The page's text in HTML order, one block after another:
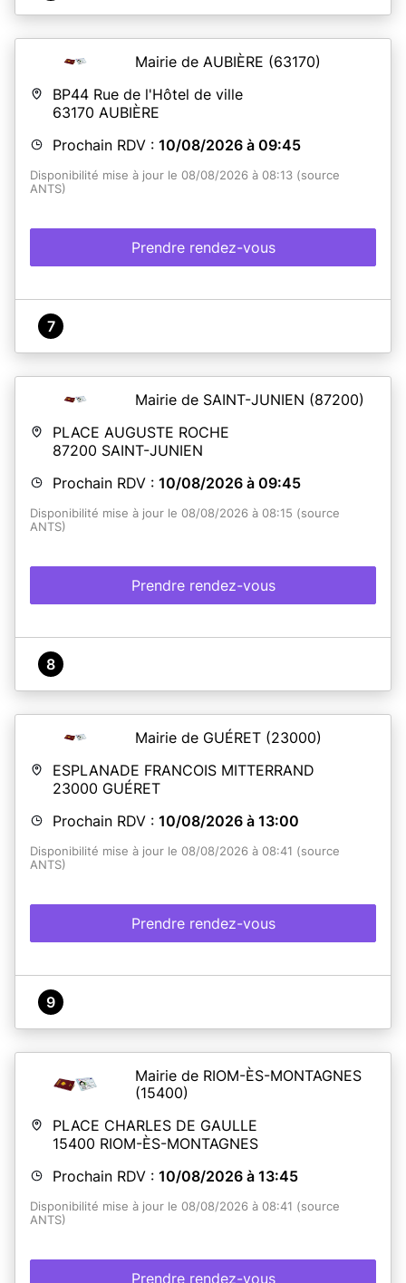
Mairie de AUBIÈRE (63170)
BP44 Rue de l'Hôtel de ville
63170 AUBIÈRE
Prochain RDV : 10/08/2026 à 09:45
Disponibilité mise à jour le 08/08/2026 à 08:13 (source
ANTS)
Prendre rendez-vous
7
Mairie de SAINT-JUNIEN (87200)
PLACE AUGUSTE ROCHE
87200 SAINT-JUNIEN
Prochain RDV : 10/08/2026 à 09:45
Disponibilité mise à jour le 08/08/2026 à 08:15 (source
ANTS)
Prendre rendez-vous
8
Mairie de GUÉRET (23000)
ESPLANADE FRANCOIS MITTERRAND
23000 GUÉRET
Prochain RDV : 10/08/2026 à 13:00
Disponibilité mise à jour le 08/08/2026 à 08:41 (source
ANTS)
Prendre rendez-vous
9
Mairie de RIOM-ÈS-MONTAGNES
(15400)
PLACE CHARLES DE GAULLE
15400 RIOM-ÈS-MONTAGNES
Prochain RDV : 10/08/2026 à 13:45
Disponibilité mise à jour le 08/08/2026 à 08:41 (source
ANTS)
Prendre rendez-vous